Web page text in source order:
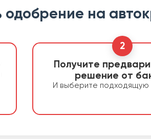
одобрение на
2
Получите
решение от
И выберите подходящую